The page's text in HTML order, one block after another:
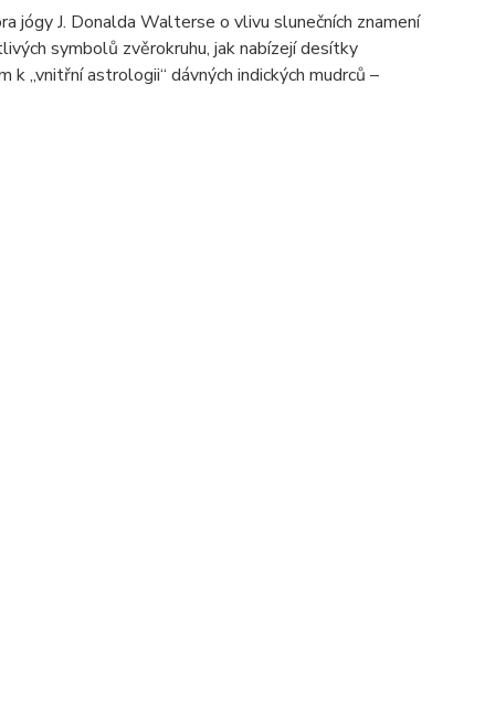
jógy J. Donalda Walterse o vlivu slunečních znamení
symbolů zvěrokruhu, jak nabízejí desítky
„vnitřní astrologii“ dávných indických mudrců –